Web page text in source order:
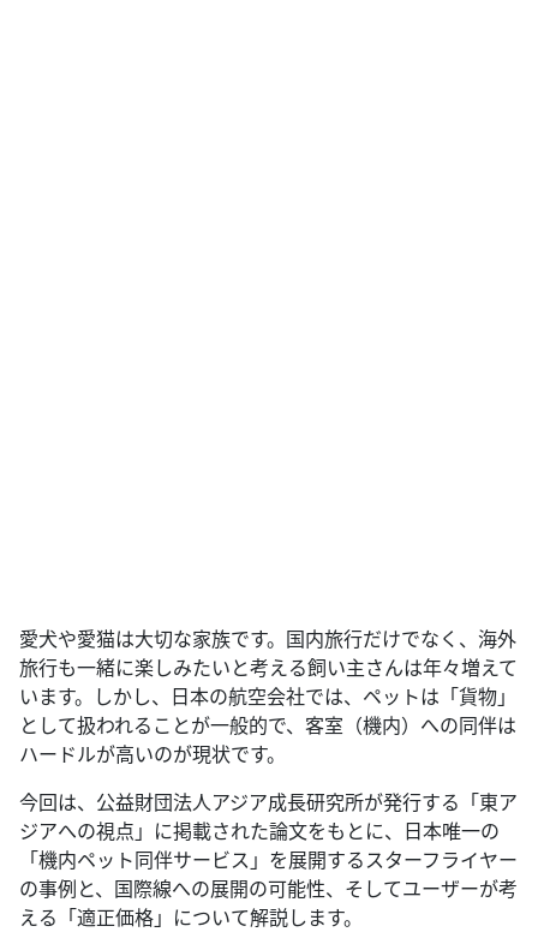
愛犬や愛猫は大切な家族です。国内旅行だけでなく、海外
旅行も一緒に楽しみたいと考える飼い主さんは年々増えて
います。しかし、日本の航空会社では、ペットは「貨物」
として扱われることが一般的で、客室（機内）への同伴は
ハードルが高いのが現状です。
今回は、公益財団法人アジア成長研究所が発行する「東ア
ジアへの視点」に掲載された論文をもとに、日本唯一の
「機内ペット同伴サービス」を展開するスターフライヤー
の事例と、国際線への展開の可能性、そしてユーザーが考
える「適正価格」について解説します。